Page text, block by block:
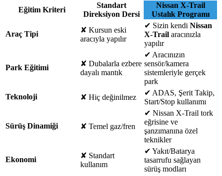
Eğitim Kriteri
Standart
Direksiyon Dersi
Nissan X-Trail
Ustalık Programı
Araç Tipi ✘ Kursun eski
aracıyla yapılır
✔ Sizin kendi Nissan
X-Trail aracınızla
yapılır
Park Eğitimi ✘ Dubalarla ezbere
dayalı mantık
✔ Aracınızın
sensör/kamera
sistemleriyle gerçek
park
Teknoloji
✘ Hiç değinilmez
✔ ADAS, Şerit Takip,
Start/Stop kullanımı
Sürüş Dinamiği ✘ Temel gaz/fren
✔ Nissan X-Trail tork
eğrisine ve
şanzımanına özel
teknikler
Ekonomi ✘ Standart
kullanım
✔ Yakıt/Batarya
tasarrufu sağlayan
sürüş modları